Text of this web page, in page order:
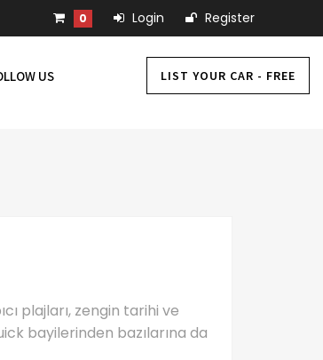
0 Login Register
US LIST YOUR CAR - FREE
plajları, zengin tarihi ve
bayilerinden bazılarına da